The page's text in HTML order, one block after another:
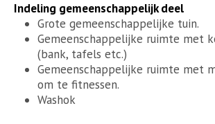
Indeling gemeenschappelijk deel
Grote gemeenschappelijke tuin.
Gemeenschappelijke ruimte met
(bank, tafels etc.)
Gemeenschappelijke ruimte met
om te fitnessen.
Washok